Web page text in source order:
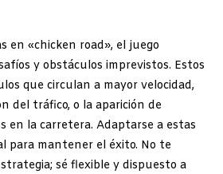
en «chicken road», el juego
y obstáculos imprevistos. Estos
que circulan a mayor velocidad,
del tráfico, o la aparición de
en la carretera. Adaptarse a estas
para mantener el éxito. No te
sé flexible y dispuesto a